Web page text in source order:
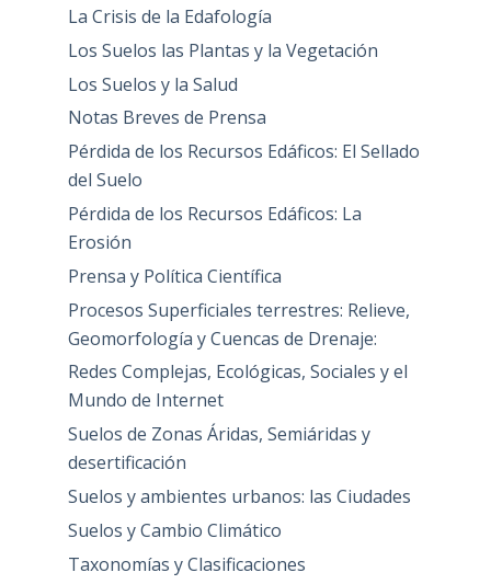
La Crisis de la Edafología
Los Suelos las Plantas y la Vegetación
Los Suelos y la Salud
Notas Breves de Prensa
Pérdida de los Recursos Edáficos: El Sellado
del Suelo
Pérdida de los Recursos Edáficos: La
Erosión
Prensa y Política Científica
Procesos Superficiales terrestres: Relieve,
Geomorfología y Cuencas de Drenaje:
Redes Complejas, Ecológicas, Sociales y el
Mundo de Internet
Suelos de Zonas Áridas, Semiáridas y
desertificación
Suelos y ambientes urbanos: las Ciudades
Suelos y Cambio Climático
Taxonomías y Clasificaciones